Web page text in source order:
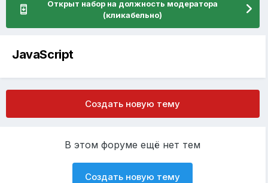
Открыт набор на должность модератора
(кликабельно)
JavaScript
Создать новую тему
В этом форуме ещё нет тем
Создать новую тему